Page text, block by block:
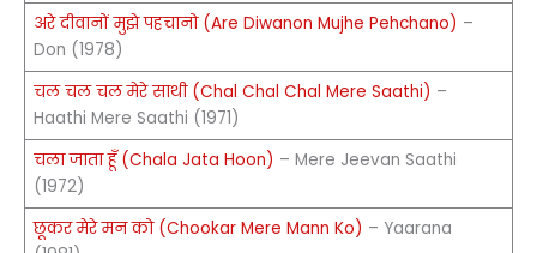
अरे दीवानों मुझे पहचानो (Are Diwanon Mujhe Pehchano) –
Don (1978)
चल चल चल मेरे साथी (Chal Chal Chal Mere Saathi) –
Haathi Mere Saathi (1971)
चला जाता हूँ (Chala Jata Hoon) – Mere Jeevan Saathi
(1972)
छूकर मेरे मन को (Chookar Mere Mann Ko) – Yaarana